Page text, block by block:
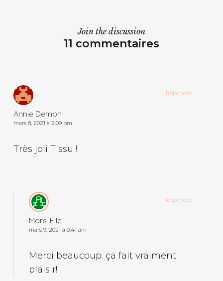
Join the discussion
11 commentaires
Annie Demon
mars 8, 2021 à 2:09 pm
Très joli Tissu !
Répondre
Mars-Elle
mars 9, 2021 à 9:41 am
Merci beaucoup. ça fait vraiment
plaisir!!
Répondre